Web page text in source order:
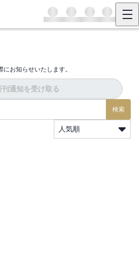
お知らせいたします。
刊通知を受け取る
検索
人気順